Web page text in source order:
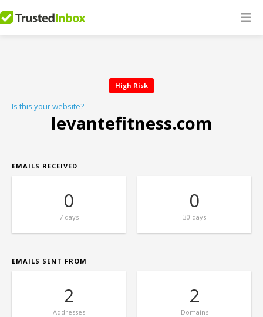
High Risk
Is this your website?
levantefitness.com
EMAILS RECEIVED
0
7 days
0
30 days
EMAILS SENT FROM
2
Addresses
2
Domains